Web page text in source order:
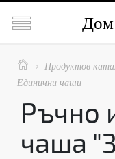
 Дом
  Продуктов
Единични чаши
Ръчно
чаша